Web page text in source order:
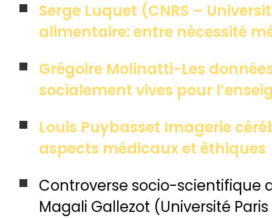
Serge Luquet (CNRS –
alimentaire: entre nécessité
Grégoire Molinatti-Les
socialement vives pour
Louis Puybasset Imagerie
aspects médicaux et éthiques
Controverse socio-scientifique
Magali Gallezot (Université